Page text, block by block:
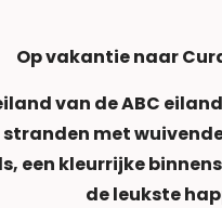
Op vakantie naar
van de ABC
stranden met
een kleurrijke
de leukste